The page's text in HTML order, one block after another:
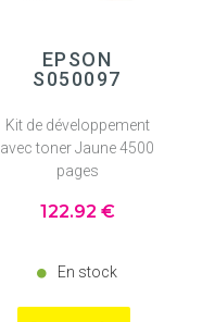
EPSON
S050097
Kit de développement
avec toner Jaune 4500
pages
122.92 €
En stock